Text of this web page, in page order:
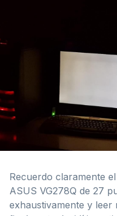
Recuerdo claramente
ASUS VG278Q de 27
exhaustivamente y leer